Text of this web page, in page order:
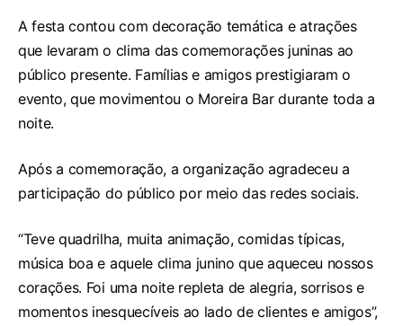
A festa contou com decoração temática e atrações
que levaram o clima das comemorações juninas ao
público presente. Famílias e amigos prestigiaram o
evento, que movimentou o Moreira Bar durante toda a
noite.
Após a comemoração, a organização agradeceu a
participação do público por meio das redes sociais.
“Teve quadrilha, muita animação, comidas típicas,
música boa e aquele clima junino que aqueceu nossos
corações. Foi uma noite repleta de alegria, sorrisos e
momentos inesquecíveis ao lado de clientes e amigos”,